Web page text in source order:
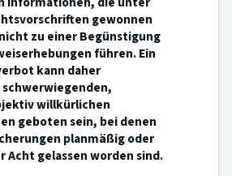
gewonnen
zu einer Begünstigung
führen. Ein
kann daher
willkürlichen
geboten sein, bei denen
planmäßig oder
Acht gelassen worden sind.